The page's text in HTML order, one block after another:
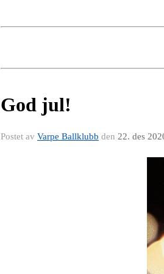
God jul!
Postet av Varpe Ballklubb den 22. des